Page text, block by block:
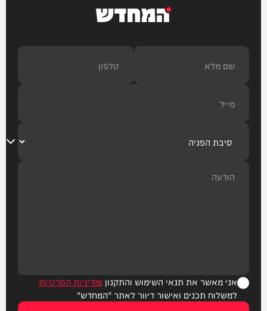
המחדש
אני מאשר את תנאי השימוש והתקנון ומדיניות הפרטיות
למשלוח תכנים ואישור דיוור לאתר "המחדש"